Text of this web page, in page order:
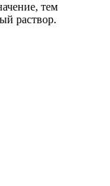
тем
раствор.